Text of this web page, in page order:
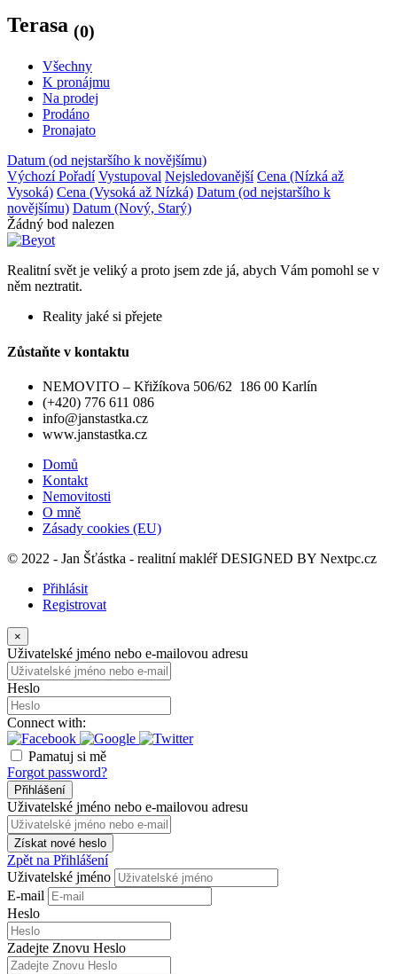
Terasa (0)
Všechny
K pronájmu
Na prodej
Prodáno
Pronajato
Datum (od nejstaršího k novějšímu)
Výchozí Pořadí Vystupoval Nejsledovanější Cena (Nízká až
Vysoká) Cena (Vysoká až Nízká) Datum (od nejstaršího k
novějšímu) Datum (Nový, Starý)
Žádný bod nalezen
Realitní svět je veliký a proto jsem zde já, abych Vám pomohl se v
něm neztratit.
Reality jaké si přejete
Zůstaňte v kontaktu
NEMOVITO – Křižíkova 506/62 186 00 Karlín
(+420) 776 611 086
info@janstastka.cz
www.janstastka.cz
Domů
Kontakt
Nemovitosti
O mně
Zásady cookies (EU)
© 2022 - Jan Šťástka - realitní makléř DESIGNED BY Nextpc.cz
Přihlásit
Registrovat
×
Uživatelské jméno nebo e-mailovou adresu
Heslo
Connect with:
Pamatuj si mě
Forgot password?
Přihlášení
Uživatelské jméno nebo e-mailovou adresu
Získat nové heslo
Zpět na Přihlášení
Uživatelské jméno
E-mail
Heslo
Zadejte Znovu Heslo